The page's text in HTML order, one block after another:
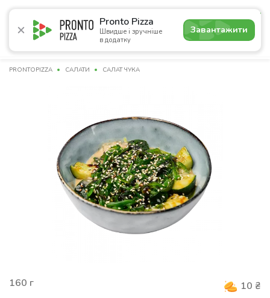
Pronto Pizza
Швидше і зручніше
в додатку
Завантажити
5.0
Акції Піца Суші Сети Напої Пасти
PRONTOPIZZA САЛАТИ САЛАТ ЧУКА
160 г 10 ₴